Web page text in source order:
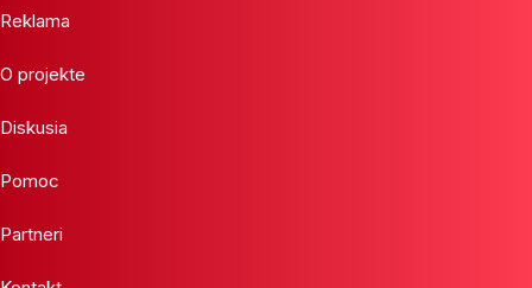
Reklama
O projekte
Diskusia
Pomoc
Partneri